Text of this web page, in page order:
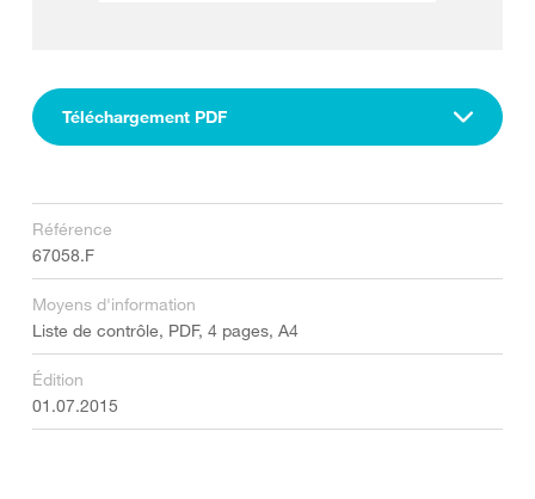
Téléchargement PDF
Référence
67058.F
Moyens d'information
Liste de contrôle, PDF, 4 pages, A4
Édition
01.07.2015